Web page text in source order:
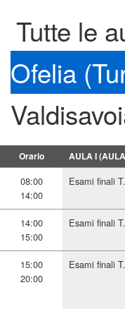
Tutte le
Ofelia
Orario AULA I
08:00
14:00
Esami finali
14:00
15:00
Esami finali
15:00
20:00
Esami finali